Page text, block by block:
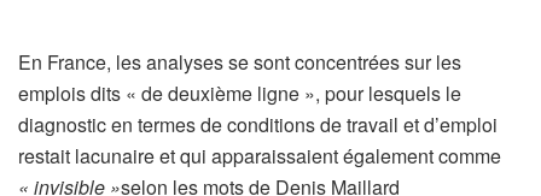
En France, les analyses se sont concentrées sur les
emplois dits « de deuxième ligne », pour lesquels le
diagnostic en termes de conditions de travail et d’emploi
restait lacunaire et qui apparaissaient également comme
« invisible »selon les mots de Denis Maillard